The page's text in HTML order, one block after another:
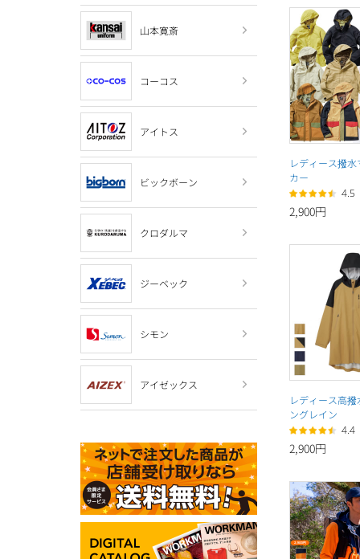
山本寛斎
コーコス
アイトス
ビックボーン
クロダルマ
ジーベック
シモン
アイゼックス
レディース撥
カー
4.5
2,900円
レディース高
ングレイン
4.4
2,900円